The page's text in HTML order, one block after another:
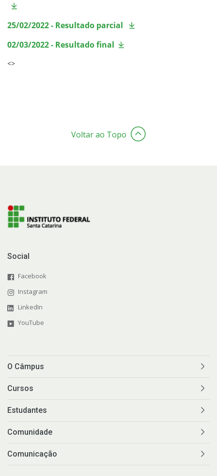
25/02/2022 - Resultado parcial
02/03/2022 - Resultado final
<>
Voltar ao Topo
Social
Facebook
Instagram
LinkedIn
YouTube
O Câmpus
Cursos
Estudantes
Comunidade
Comunicação